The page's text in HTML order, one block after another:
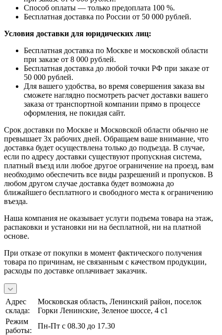
Способ оплаты — только предоплата 100 %.
Бесплатная доставка по России от 50 000 рублей.
Условия доставки для юридических лиц:
Бесплатная доставка по Москве и московской области
при заказе от 8 000 рублей.
Бесплатная доставка до любой точки РФ при заказе от
50 000 рублей.
Для вашего удобства, во время совершения заказа вы
сможете наглядно посмотреть расчет доставки вашего
заказа от транспортной компании прямо в процессе
оформления, не покидая сайт.
Срок доставки по Москве и Московской области обычно не
превышает 3х рабочих дней. Обращаем ваше внимание, что
доставка будет осуществлена только до подъезда. В случае,
если по адресу доставки существуют пропускная система,
платный въезд или любое другое ограничение на проезд, вам
необходимо обеспечить все виды разрешений и пропусков. В
любом другом случае доставка будет возможна до
ближайшего бесплатного и свободного места к ограничению
въезда.
Наша компания не оказывает услуги подъема товара на этаж,
распаковки и установки ни на бесплатной, ни на платной
основе.
При отказе от покупки в момент фактического получения
товара по причинам, не связанным с качеством продукции,
расходы по доставке оплачивает заказчик.
Адрес
склада:
Московская область, Ленинский район, поселок
Горки Ленинские, Зеленое шоссе, 4 с1
Режим
работы:
Пн-Пт с 08.30 до 17.30